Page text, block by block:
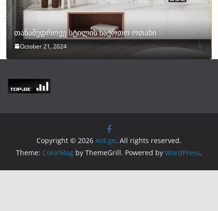
თანამედროვე სტილის საერთო ოთახი
October 21, 2024
Copyright © 2026 Aid.ge. All rights reserved.
Theme: ColorMag by ThemeGrill. Powered by WordPress.